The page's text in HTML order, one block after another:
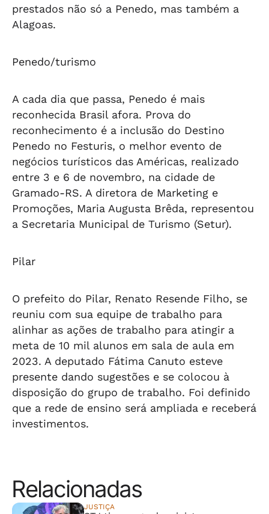
prestados não só a Penedo, mas também a
Alagoas.
Penedo/turismo
A cada dia que passa, Penedo é mais
reconhecida Brasil afora. Prova do
reconhecimento é a inclusão do Destino
Penedo no Festuris, o melhor evento de
negócios turísticos das Américas, realizado
entre 3 e 6 de novembro, na cidade de
Gramado-RS. A diretora de Marketing e
Promoções, Maria Augusta Brêda, representou
a Secretaria Municipal de Turismo (Setur).
Pilar
O prefeito do Pilar, Renato Resende Filho, se
reuniu com sua equipe de trabalho para
alinhar as ações de trabalho para atingir a
meta de 10 mil alunos em sala de aula em
2023. A deputado Fátima Canuto esteve
presente dando sugestões e se colocou à
disposição do grupo de trabalho. Foi definido
que a rede de ensino será ampliada e receberá
investimentos.
Relacionadas
JUSTIÇA